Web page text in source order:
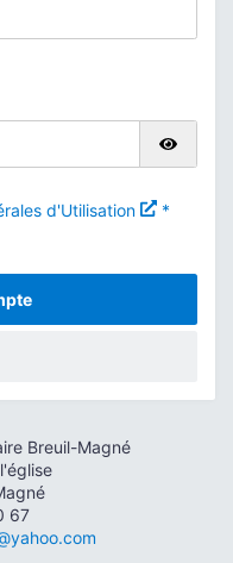
d'Utilisation *
Breuil-Magné
67